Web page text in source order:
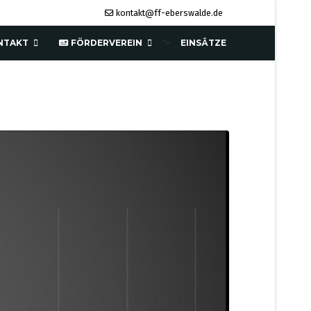
kontakt@ff-eberswalde.de
FÖRDERVEREIN "> EINSÄTZE